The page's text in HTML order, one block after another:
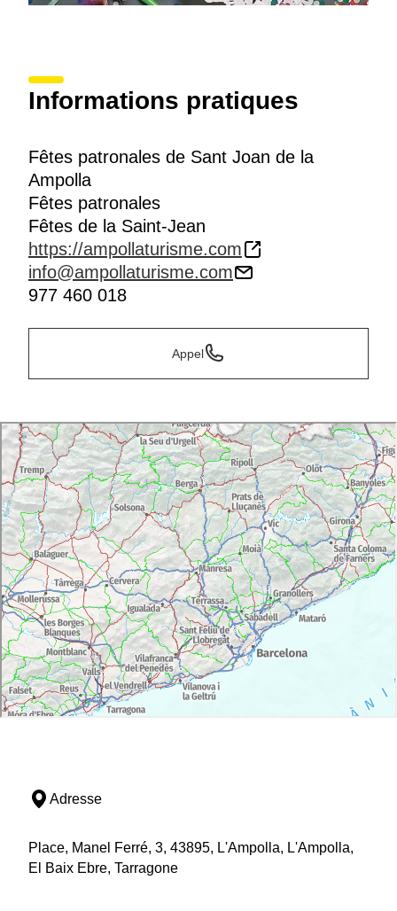
Informations pratiques
Fêtes patronales de Sant Joan de la
Ampolla
Fêtes patronales
Fêtes de la Saint-Jean
https://ampollaturisme.com
info@ampollaturisme.com
977 460 018
Appel
Adresse
Place, Manel Ferré, 3, 43895, L'Ampolla, L'Ampolla,
El Baix Ebre, Tarragone